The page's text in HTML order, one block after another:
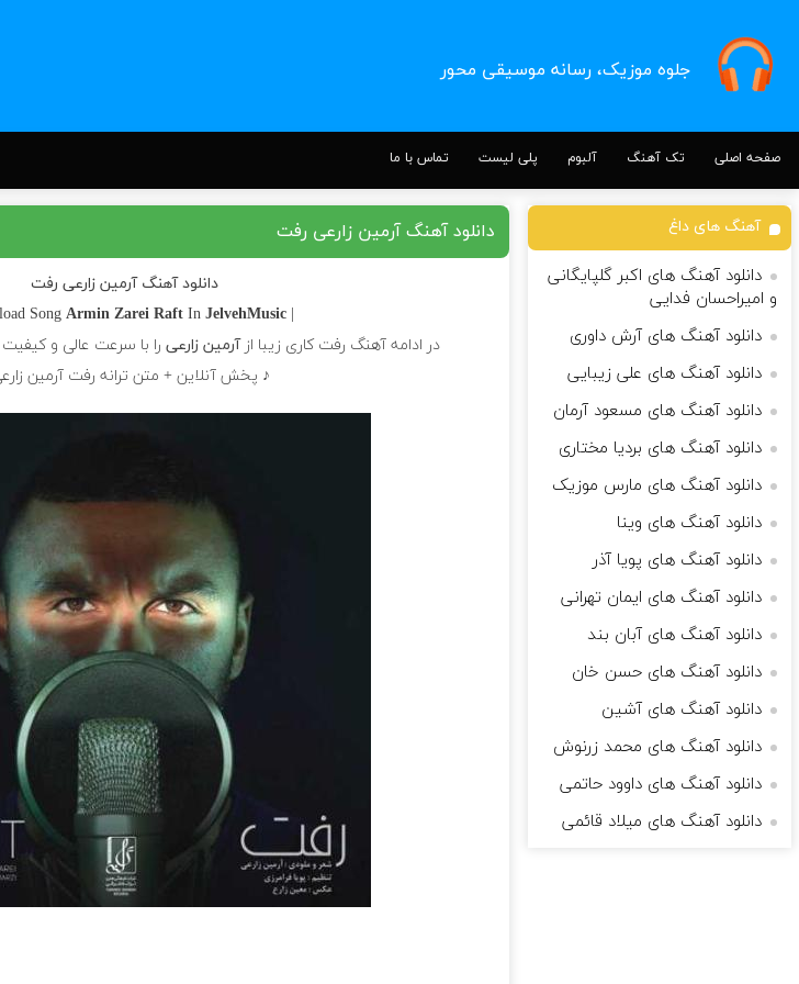
جلوه موزیک، رسانه موسیقی محور
صفحه اصلی تک آهنگ آلبوم پلی لیست تماس با ما
دانلود آهنگ آرمین زارعی رفت
دانلود آهنگ آرمین زارعی رفت
| Download Song
Armin Zarei Raft InJelvehMusic |
در ادامه آهنگ رفت کاری زیبا ازآرمین زارعی را با سرعت عالی و کیفیت
♪ پخش آنلاین + متن ترانه رفت آرمین
آهنگ های داغ
دانلود آهنگ های اکبر گلپایگانی
و امیراحسان فدایی
دانلود آهنگ های آرش داوری
دانلود آهنگ های علی زیبایی
دانلود آهنگ های مسعود آرمان
دانلود آهنگ های بردیا مختاری
دانلود آهنگ های مارس موزیک
دانلود آهنگ های وینا
دانلود آهنگ های پویا آذر
دانلود آهنگ های ایمان تهرانی
دانلود آهنگ های آبان بند
دانلود آهنگ های حسن خان
دانلود آهنگ های آشین
دانلود آهنگ های محمد زرنوش
دانلود آهنگ های داوود حاتمی
دانلود آهنگ های میلاد قائمی